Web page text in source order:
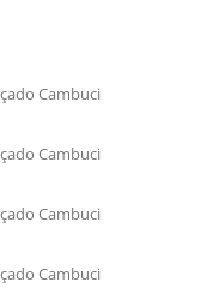
Cambuci
Cambuci
Cambuci
Cambuci